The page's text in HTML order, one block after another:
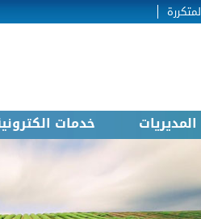
المديريات خدمات